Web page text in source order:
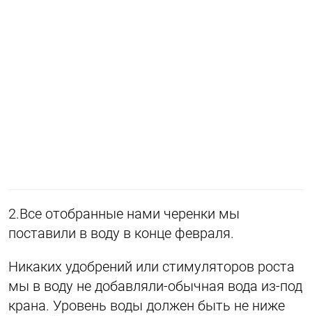
2.Все отобранные нами черенки мы
поставили в воду в конце февраля.
Никаких удобрений или стимуляторов роста
мы в воду не добавляли-обычная вода из-под
крана. Уровень воды должен быть не ниже